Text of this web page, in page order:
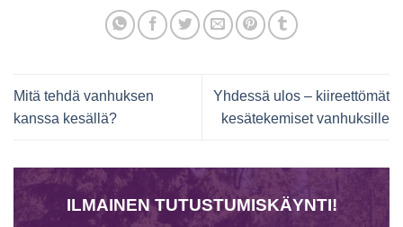
Mitä tehdä vanhuksen
kanssa kesällä?
Yhdessä ulos – kiireettömät
kesätekemiset vanhuksille
ILMAINEN TUTUSTUMISKÄYNTI!